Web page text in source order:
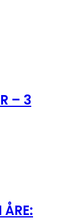
– 3